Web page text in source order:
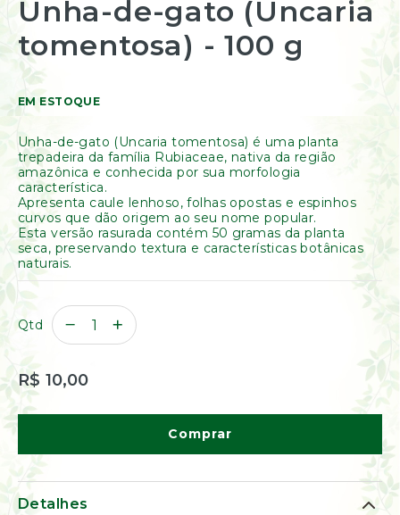
Resinas
/
Incensos
Naturais
Óleos
Perfumados
Incensos
Incensários
Difusores
Difusores
Livros
Diversos
Ervas
para
o
início
da
imagens
Unha-de-gato (Uncaria
tomentosa) - 100 g
EM ESTOQUE
Unha-de-gato (Uncaria tomentosa) é uma planta
trepadeira da família Rubiaceae, nativa da região
amazônica e conhecida por sua morfologia
característica.
Apresenta caule lenhoso, folhas opostas e espinhos
curvos que dão origem ao seu nome popular.
Esta versão rasurada contém 50 gramas da planta
seca, preservando textura e características botânicas
naturais.
Qtd
R$ 10,00
Comprar
Detalhes